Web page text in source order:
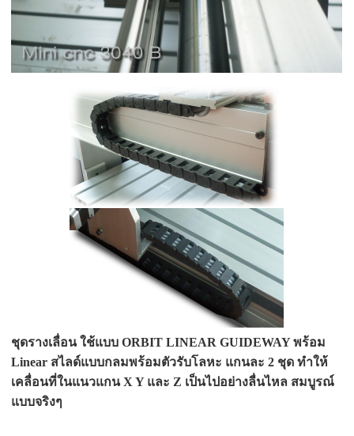
ชุดรางเลื่อนใช้แบบ ORBIT LINEAR GUIDEWAY พร้อม
Linear สไลด์แบบกลมพร้อมตัวรับโลหะ แกนละ 2 ชุด ทำให้
เคลื่อนที่ในแนวแกน X Y และ Z เป็นไปอย่างลื่นไหล สมบูรณ์
แบบจริงๆ